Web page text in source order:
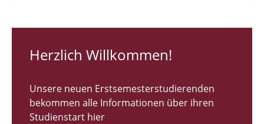
RUNDGANG 26
Bachelor Architektur
Herzlich Willkommen!
Unsere neuen Erstsemesterstudierenden
bekommen alle Informationen über ihren
Studienstart hier